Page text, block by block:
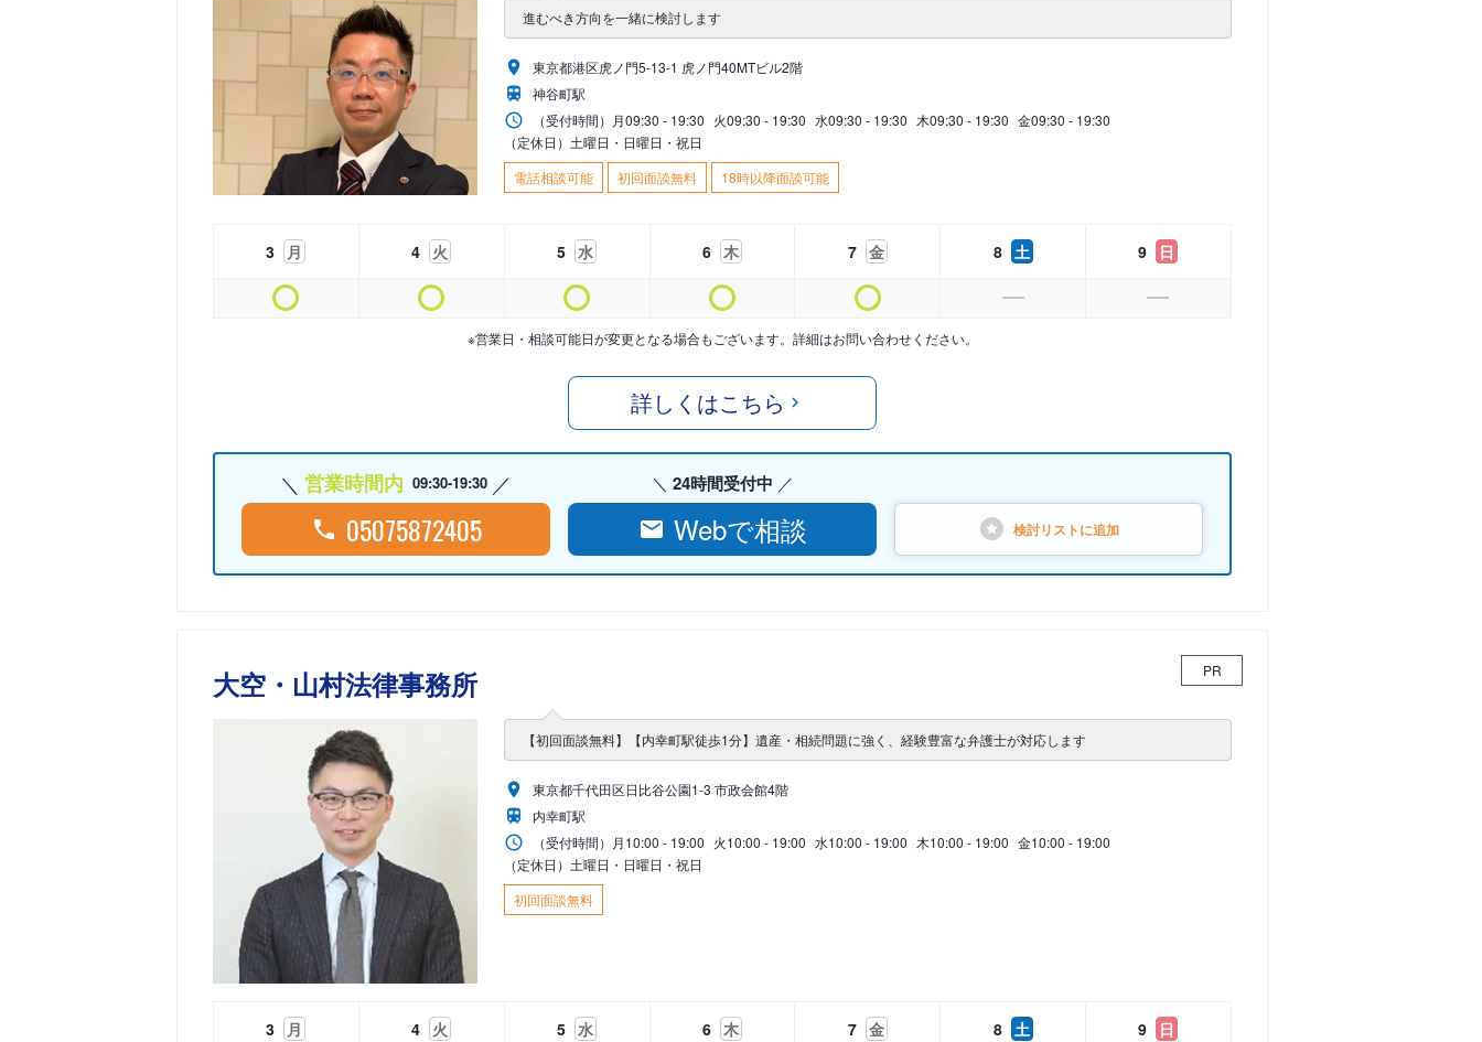
進むべき方向を一緒に検討します
東京都港区虎ノ門5-13-1 虎ノ門40MTビル2階
神谷町駅
（受付時間） 月09:30 - 19:30 火09:30 - 19:30 水09:30 - 19:30 木09:30 - 19:30 金09:30 - 19:30
（定休日）土曜日・日曜日・祝日
電話相談可能
初回面談無料 18時以降面談可能
3 月 4 火 5 水 6 木 7 金 8 土 9 日
※営業日・相談可能日が変更となる場合もございます。詳細はお問い合わせください。
詳しくはこちら
営業時間内 09:30-19:30
05075872405
24時間受付中
Webで相談 検討リストに追加
大空・山村法律事務所 PR
【初回面談無料】【内幸町駅徒歩1分】遺産・相続問題に強く、経験豊富な弁護士が対応します
東京都千代田区日比谷公園1-3 市政会館4階
内幸町駅
（受付時間） 月10:00 - 19:00 火10:00 - 19:00 水10:00 - 19:00 木10:00 - 19:00 金10:00 - 19:00
（定休日）土曜日・日曜日・祝日
初回面談無料
3 月 4 火 5 水 6 木 7 金 8 土 9 日